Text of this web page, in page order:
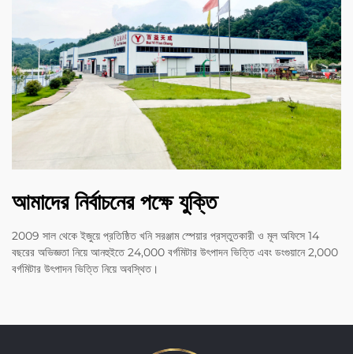
আমাদের নির্বাচনের পক্ষে যুক্তি
2009 সাল থেকে ইজুয়ে প্রতিষ্ঠিত খনি সরঞ্জাম স্পেয়ার প্রস্তুতকারী ও মূল অফিসে 14
বছরের অভিজ্ঞতা নিয়ে আনহুইতে 24,000 বর্গমিটার উৎপাদন ভিত্তি এবং ডংগুয়ানে 2,000
বর্গমিটার উৎপাদন ভিত্তি নিয়ে অবস্থিত।